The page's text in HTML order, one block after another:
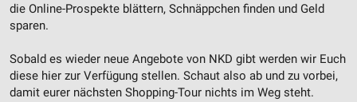
die Online-Prospekte blättern, Schnäppchen finden und Geld
sparen.
Sobald es wieder neue Angebote von NKD gibt werden wir Euch
diese hier zur Verfügung stellen. Schaut also ab und zu vorbei,
damit eurer nächsten Shopping-Tour nichts im Weg steht.